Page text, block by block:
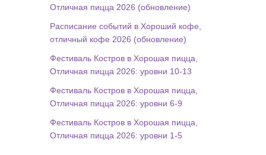
Отличная пицца 2026 (обновление)
Расписание событий в Хороший кофе,
отличный кофе 2026 (обновление)
Фестиваль Костров в Хорошая пицца,
Отличная пицца 2026: уровни 10-13
Фестиваль Костров в Хорошая пицца,
Отличная пицца 2026: уровни 6-9
Фестиваль Костров в Хорошая пицца,
Отличная пицца 2026: уровни 1-5